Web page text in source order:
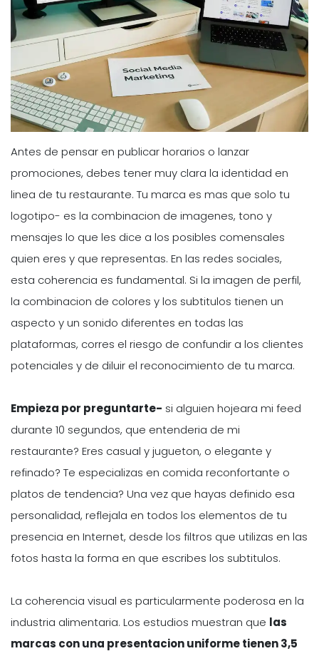
Antes de pensar en publicar horarios o lanzar
promociones, debes tener muy clara la identidad en
linea de tu restaurante. Tu marca es mas que solo tu
logotipo- es la combinacion de imagenes, tono y
mensajes lo que les dice a los posibles comensales
quien eres y que representas. En las redes sociales,
esta coherencia es fundamental. Si la imagen de perfil,
la combinacion de colores y los subtitulos tienen un
aspecto y un sonido diferentes en todas las
plataformas, corres el riesgo de confundir a los clientes
potenciales y de diluir el reconocimiento de tu marca.
Empieza por preguntarte- si alguien hojeara mi feed
durante 10 segundos, que entenderia de mi
restaurante? Eres casual y jugueton, o elegante y
refinado? Te especializas en comida reconfortante o
platos de tendencia? Una vez que hayas definido esa
personalidad, reflejala en todos los elementos de tu
presencia en Internet, desde los filtros que utilizas en las
fotos hasta la forma en que escribes los subtitulos.
La coherencia visual es particularmente poderosa en la
industria alimentaria. Los estudios muestran que las
marcas con una presentacion uniforme tienen 3,5